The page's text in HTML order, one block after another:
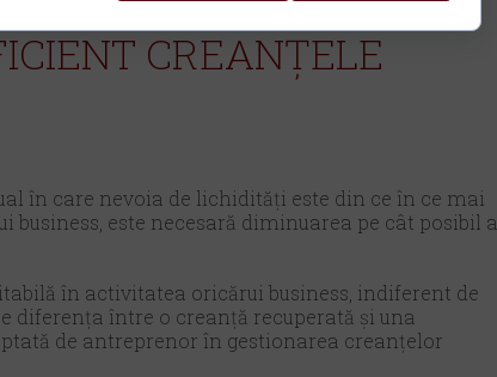
CREANȚELE
în care nevoia de lichidități este din ce în ce mai
este necesară diminuarea pe cât posibil a
în activitatea oricărui business, indiferent de
diferența între o creanță recuperată și una
de antreprenor în gestionarea creanțelor